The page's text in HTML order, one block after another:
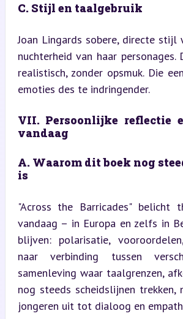
C. Stijl en taalgebruik
Joan Lingards sobere, directe stijl
nuchterheid van haar personages.
realistisch, zonder opsmuk. Die
emoties des te indringender.
VII. Persoonlijke reflectie
vandaag
A. Waarom dit boek nog
is
"Across the Barricades" belicht
vandaag – in Europa en zelfs in
blijven: polarisatie,
naar verbinding tussen
samenleving waar taalgrenzen,
nog steeds scheidslijnen
jongeren uit tot dialoog en